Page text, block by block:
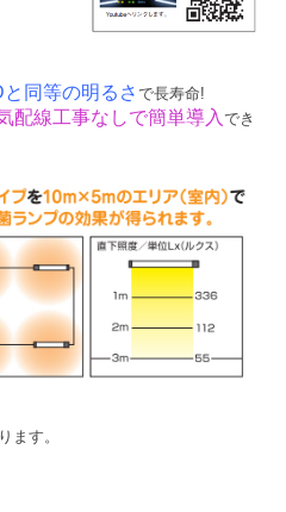
と同等の明るさで長寿命!
配線工事なしで簡単導入 でき
ます。